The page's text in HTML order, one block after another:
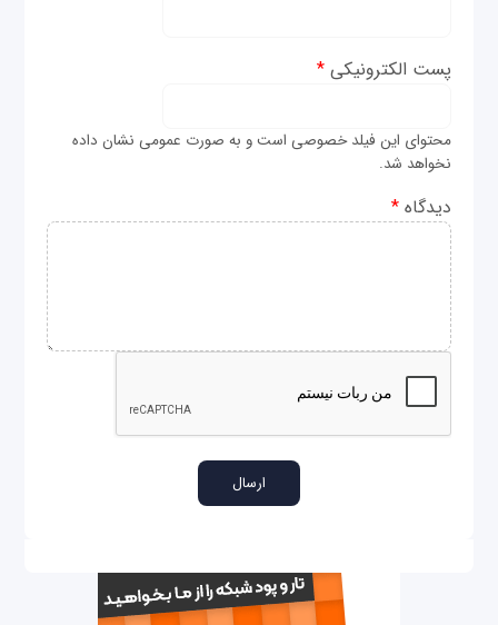
پست الکترونیکی*
محتوای این فیلد خصوصی است و به صورت عمومی نشان داده
نخواهد شد.
دیدگاه*